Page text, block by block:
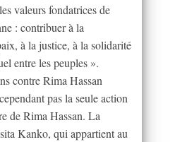
valeurs fondatrices de
: contribuer à la
à la justice, à la solidarité
entre les peuples ».
contre Rima Hassan
pas la seule action
de Rima Hassan. La
Kanko, qui appartient au